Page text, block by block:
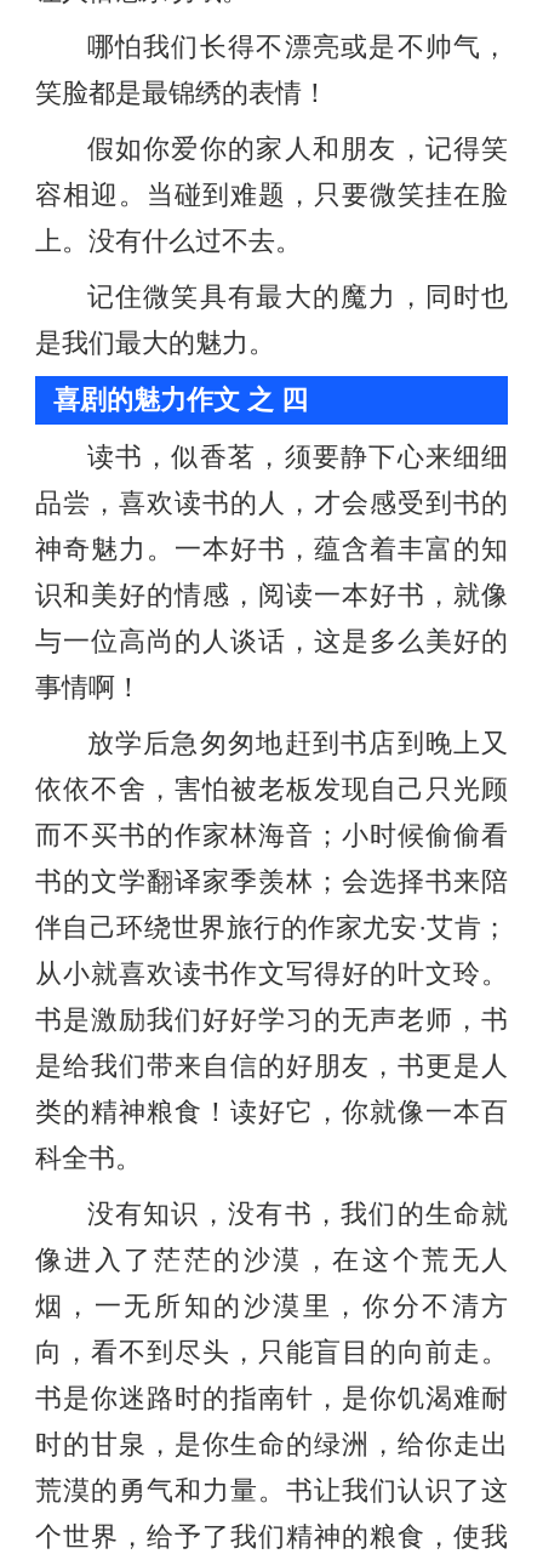
哪怕我们长得不漂亮或是不帅气，
笑脸都是最锦绣的表情！
假如你爱你的家人和朋友，记得笑
容相迎。当碰到难题，只要微笑挂在脸
上。没有什么过不去。
记住微笑具有最大的魔力，同时也
是我们最大的魅力。
喜剧的魅力作文 之 四
读书，似香茗，须要静下心来细细
品尝，喜欢读书的人，才会感受到书的
神奇魅力。一本好书，蕴含着丰富的知
识和美好的情感，阅读一本好书，就像
与一位高尚的人谈话，这是多么美好的
事情啊！
放学后急匆匆地赶到书店到晚上又
依依不舍，害怕被老板发现自己只光顾
而不买书的作家林海音；小时候偷偷看
书的文学翻译家季羡林；会选择书来陪
伴自己环绕世界旅行的作家尤安·艾肯；
从小就喜欢读书作文写得好的叶文玲。
书是激励我们好好学习的无声老师，书
是给我们带来自信的好朋友，书更是人
类的精神粮食！读好它，你就像一本百
科全书。
没有知识，没有书，我们的生命就
像进入了茫茫的沙漠，在这个荒无人
烟，一无所知的沙漠里，你分不清方
向，看不到尽头，只能盲目的向前走。
书是你迷路时的指南针，是你饥渴难耐
时的甘泉，是你生命的绿洲，给你走出
荒漠的勇气和力量。书让我们认识了这
个世界，给予了我们精神的粮食，使我